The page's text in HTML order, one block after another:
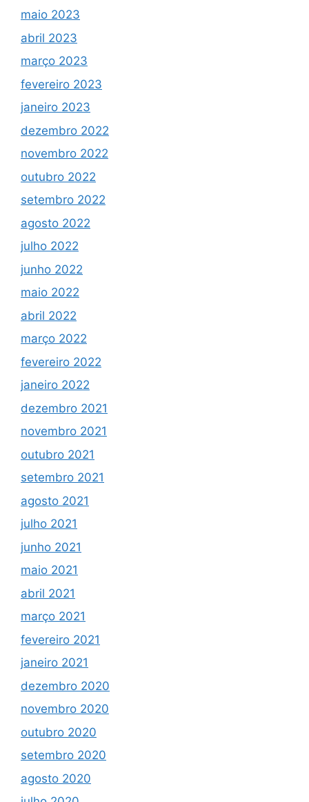
maio 2023
abril 2023
março 2023
fevereiro 2023
janeiro 2023
dezembro 2022
novembro 2022
outubro 2022
setembro 2022
agosto 2022
julho 2022
junho 2022
maio 2022
abril 2022
março 2022
fevereiro 2022
janeiro 2022
dezembro 2021
novembro 2021
outubro 2021
setembro 2021
agosto 2021
julho 2021
junho 2021
maio 2021
abril 2021
março 2021
fevereiro 2021
janeiro 2021
dezembro 2020
novembro 2020
outubro 2020
setembro 2020
agosto 2020